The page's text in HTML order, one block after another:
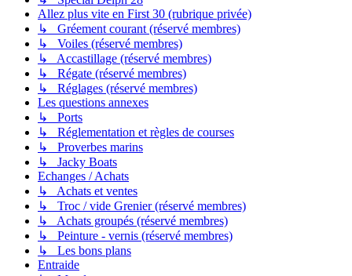
Allez plus vite en First 30 (rubrique privée)
↳ Gréement courant (réservé membres)
↳ Voiles (réservé membres)
↳ Accastillage (réservé membres)
↳ Régate (réservé membres)
↳ Réglages (réservé membres)
Les questions annexes
↳ Ports
↳ Réglementation et règles de courses
↳ Proverbes marins
↳ Jacky Boats
Echanges / Achats
↳ Achats et ventes
↳ Troc / vide Grenier (réservé membres)
↳ Achats groupés (réservé membres)
↳ Peinture - vernis (réservé membres)
↳ Les bons plans
Entraide